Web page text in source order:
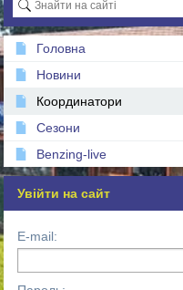
Головна
Новини
Координатори
Сезони
Benzing-live
Увійти на сайт
E-mail: